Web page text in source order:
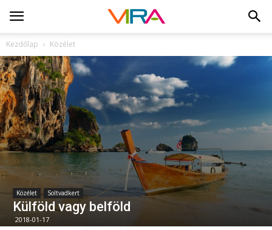
Kezdőlap Közélet
Közélet Soltvadkert
Külföld vagy belföld
2018-01-17